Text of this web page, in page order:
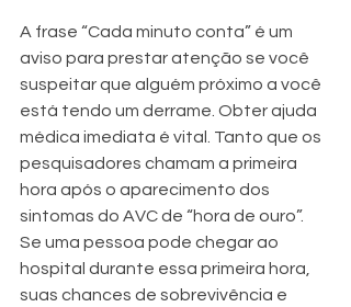
A frase “Cada minuto conta” é um
aviso para prestar atenção se você
suspeitar que alguém próximo a você
está tendo um derrame. Obter ajuda
médica imediata é vital. Tanto que os
pesquisadores chamam a primeira
hora após o aparecimento dos
sintomas do AVC de “hora de ouro”.
Se uma pessoa pode chegar ao
hospital durante essa primeira hora,
suas chances de sobrevivência e